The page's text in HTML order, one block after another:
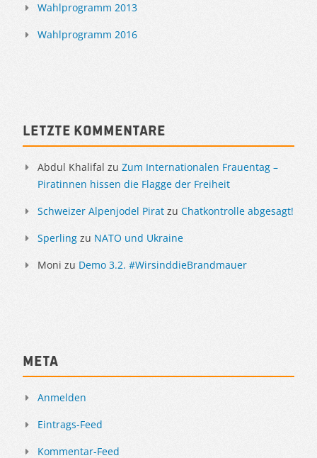
Wahlprogramm 2013
Wahlprogramm 2016
Letzte Kommentare
Abdul Khalifal zu Zum Internationalen Frauentag –
Piratinnen hissen die Flagge der Freiheit
Schweizer Alpenjodel Pirat zu Chatkontrolle abgesagt!
Sperling zu NATO und Ukraine
Moni zu Demo 3.2. #WirsinddieBrandmauer
Meta
Anmelden
Eintrags-Feed
Kommentar-Feed